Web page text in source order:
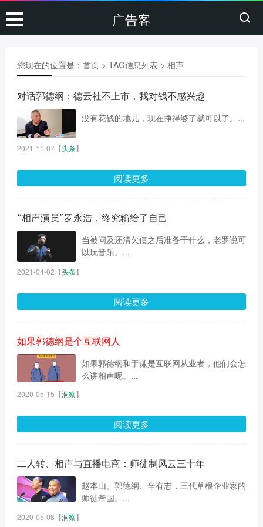
广告客
您现在的位置是： 首页> TAG信息列表 > 相声
对话郭德纲：德云社不上市，我对钱不感兴趣
没有花钱的地儿，现在挣得够了就可以了。...
2021-11-07【头条】
阅读更多
“相声演员”罗永浩，终究输给了自己
当被问及还清欠债之后准备干什么，老罗说可
以玩音乐。...
2021-04-02 【头条】
阅读更多
如果郭德纲是个互联网人
如果郭德纲和于谦是互联网从业者，他们会怎
么讲相声呢。...
2020-05-15 【洞察】
阅读更多
二人转、相声与直播电商：师徒制风云三十年
赵本山、郭德纲、辛有志，三代草根企业家的
师徒帝国。...
2020-05-08 【洞察】